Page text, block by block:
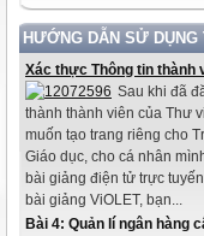
HƯỚNG DẪN SỬ DỤNG
Xác thực Thông tin thành
Sau khi đã
thành thành viên của Thư
muốn tạo trang riêng cho
Giáo dục, cho cá nhân
bài giảng điện tử trực
bài giảng ViOLET, bạn...
Bài 4: Quản lí ngân hàng